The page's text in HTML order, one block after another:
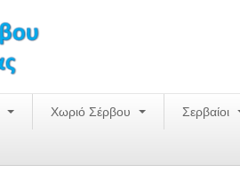
Χωριό Σέρβου Σερβαίοι